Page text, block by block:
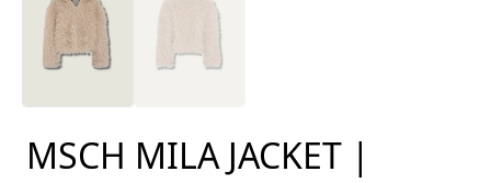
MSCH MILA JACKET |